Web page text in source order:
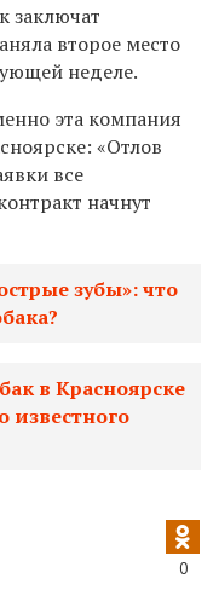
заключат
второе место
неделе.
эта компания
«Отлов
все
начнут
зубы»: что
в Красноярске
известного
0